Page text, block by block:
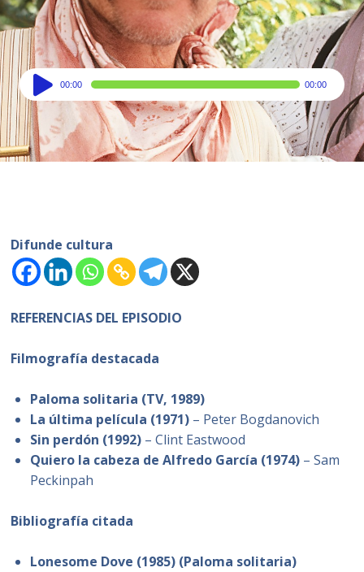
Audio
Player
00:00 00:00
Difunde cultura
REFERENCIAS DEL EPISODIO
Filmografía destacada
Paloma solitaria (TV, 1989)
La última película (1971) – Peter Bogdanovich
Sin perdón (1992) – Clint Eastwood
Quiero la cabeza de Alfredo García (1974) – Sam
Peckinpah
Bibliografía citada
Lonesome Dove (1985) (Paloma solitaria)